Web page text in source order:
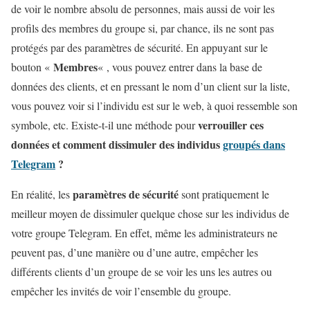
de voir le nombre absolu de personnes, mais aussi de voir les
profils des membres du groupe si, par chance, ils ne sont pas
protégés par des paramètres de sécurité. En appuyant sur le
bouton « Membres« , vous pouvez entrer dans la base de
données des clients, et en pressant le nom d’un client sur la liste,
vous pouvez voir si l’individu est sur le web, à quoi ressemble son
symbole, etc. Existe-t-il une méthode pourverrouiller ces
données et comment dissimuler des individusgroupés dans
Telegram ?
En réalité, lesparamètres de sécuritésont pratiquement le
meilleur moyen de dissimuler quelque chose sur les individus de
votre groupe Telegram. En effet, même les administrateurs ne
peuvent pas, d’une manière ou d’une autre, empêcher les
différents clients d’un groupe de se voir les uns les autres ou
empêcher les invités de voir l’ensemble du groupe.